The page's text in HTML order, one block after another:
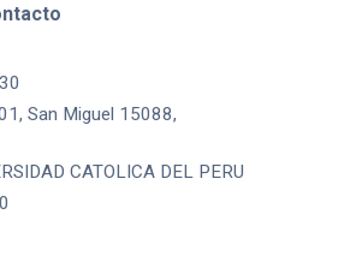
San Miguel 15088,
CATOLICA DEL PERU